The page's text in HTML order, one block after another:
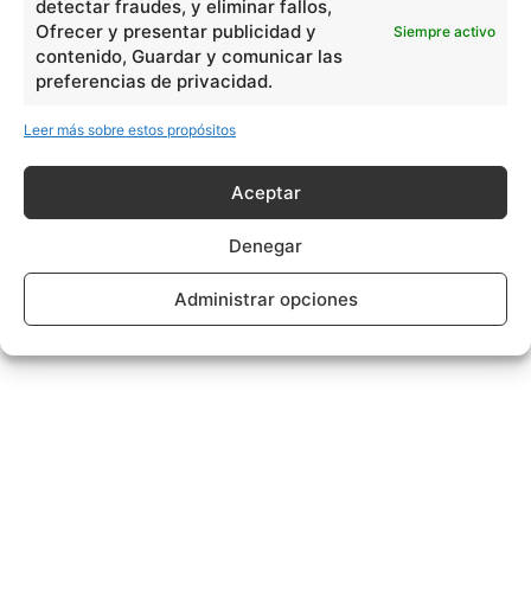
detectar fraudes, y eliminar fallos,
Ofrecer y presentar publicidad y
contenido, Guardar y comunicar las
preferencias de privacidad.
Siempre activo
Leer más sobre estos propósitos
Aceptar
Denegar
Administrar opciones